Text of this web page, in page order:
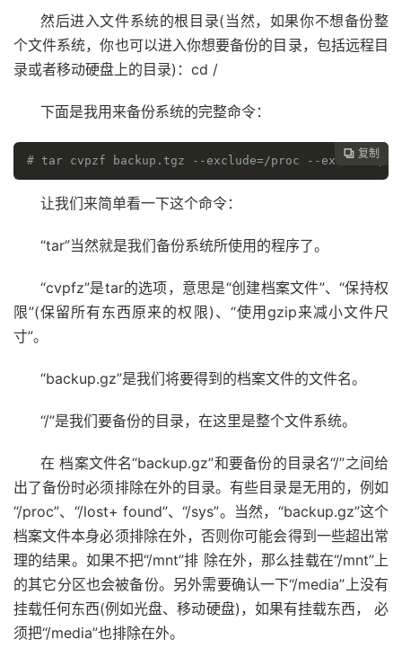
然后进入文件系统的根目录(当然，如果你不想备份整
个文件系统，你也可以进入你想要备份的目录，包括远程目
录或者移动硬盘上的目录)：cd /
下面是我用来备份系统的完整命令：
 复制
# tar cvpzf backup.tgz --exclude=/proc --exclude=/
让我们来简单看一下这个命令：
“tar”当然就是我们备份系统所使用的程序了。
“cvpfz”是tar的选项，意思是“创建档案文件”、“保持权
限”(保留所有东西原来的权限)、“使用gzip来减小文件尺
寸”。
“backup.gz”是我们将要得到的档案文件的文件名。
“/”是我们要备份的目录，在这里是整个文件系统。
在 档案文件名“backup.gz”和要备份的目录名“/”之间给
出了备份时必须排除在外的目录。有些目录是无用的，例如
“/proc”、“/lost+ found”、“/sys”。当然，“backup.gz”这个
档案文件本身必须排除在外，否则你可能会得到一些超出常
理的结果。如果不把“/mnt”排 除在外，那么挂载在“/mnt”上
的其它分区也会被备份。另外需要确认一下“/media”上没有
挂载任何东西(例如光盘、移动硬盘)，如果有挂载东西， 必
须把“/media”也排除在外。